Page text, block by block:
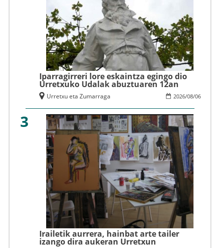
Iparragirreri lore eskaintza egingo dio
Urretxuko Udalak abuztuaren 12an
2026/08/06
Urretxu eta Zumarraga
3
Irailetik aurrera, hainbat arte tailer
izango dira aukeran Urretxun